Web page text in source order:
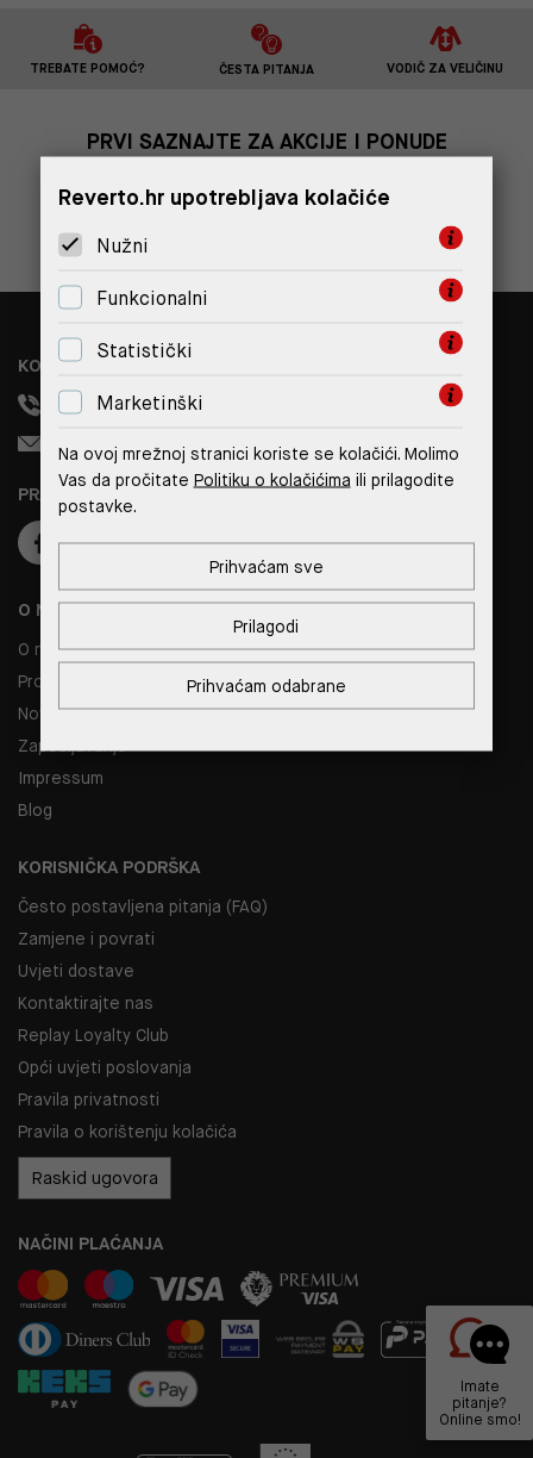
TREBATE POMOĆ? ČESTA PITANJA VODIČ ZA VELIČINU
PRVI SAZNAJTE ZA AKCIJE I PONUDE
O NAMA
O nama
Prodajna mjesta
Novosti
Zapošljavanje
Impressum
Blog
KORISNIČKA PODRŠKA
Često postavljena pitanja (FAQ)
Zamjene i povrati
Uvjeti dostave
Kontaktirajte nas
Replay Loyalty Club
Opći uvjeti poslovanja
Pravila privatnosti
Pravila o korištenju kolačića
Raskid ugovora
PRATITE NAS
NAČINI PLAĆANJA
KONTAKT
+385 99 308 1833
info@reverto.hr
Imate
pitanje?
Online smo!
Reverto.hr upotrebljava kolačiće
Nužni
Funkcionalni
Statistički
Marketinški
Na ovoj mrežnoj stranici koriste se kolačići. Molimo
Vas da pročitate Politiku o kolačićima ili prilagodite
postavke.
Prihvaćam odabrane
Prilagodi
Prihvaćam sve